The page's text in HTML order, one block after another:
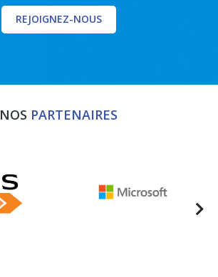
REJOIGNEZ-NOUS
NOS PARTENAIRES